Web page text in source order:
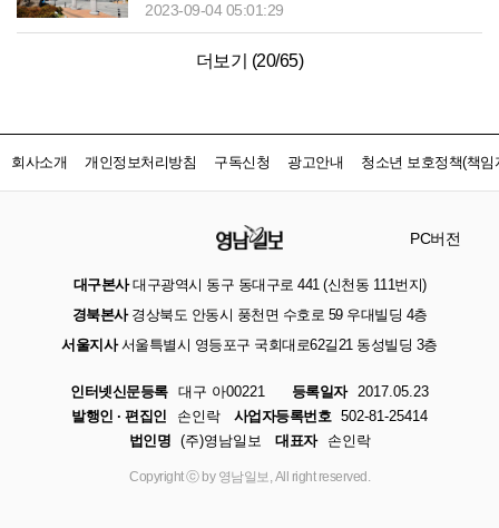
2023-09-04 05:01:29
더보기 (20/65)
회사소개 개인정보처리방침 구독신청 광고안내 청소년 보호정책(책임
PC버전
대구본사대구광역시 동구 동대구로 441 (신천동 111번지)
경북본사경상북도 안동시 풍천면 수호로 59 우대빌딩 4층
서울지사서울특별시 영등포구 국회대로62길21 동성빌딩 3층
인터넷신문등록 대구 아00221 등록일자
2017.05.23
발행인 · 편집인
손인락 사업자등록번호 502-81-25414
법인명 (주)영남일보 대표자 손인락
Copyright ⓒ by 영남일보, All right reserved.